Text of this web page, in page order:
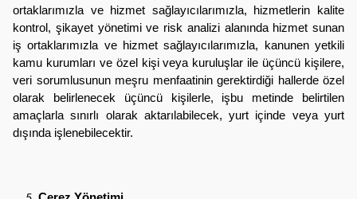
ortaklarımızla ve hizmet sağlayıcılarımızla, hizmetlerin kalite
kontrol, şikayet yönetimi ve risk analizi alanında hizmet sunan
iş ortaklarımızla ve hizmet sağlayıcılarımızla, kanunen yetkili
kamu kurumları ve özel kişi veya kuruluşlar ile üçüncü kişilere,
veri sorumlusunun meşru menfaatinin gerektirdiği hallerde özel
olarak belirlenecek üçüncü kişilerle, işbu metinde belirtilen
amaçlarla sınırlı olarak aktarılabilecek, yurt içinde veya yurt
dışında işlenebilecektir.